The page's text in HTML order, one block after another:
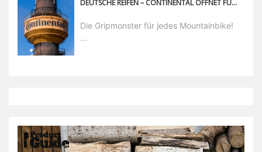
DEUTSCHE REIFEN – CONTINENTAL ÖFFNET FÜR UNS DIE PFORTEN
Die Gripmonster für jedes Mountainbike!
...